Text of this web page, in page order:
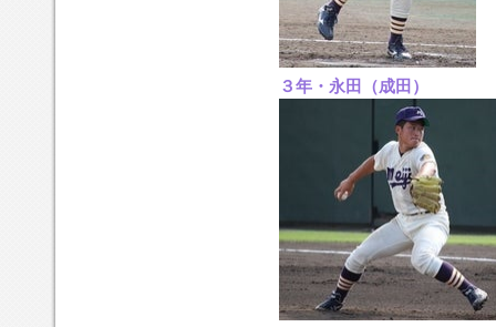
３年・永田（成田）